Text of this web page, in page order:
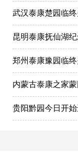
昆明泰康抚仙湖